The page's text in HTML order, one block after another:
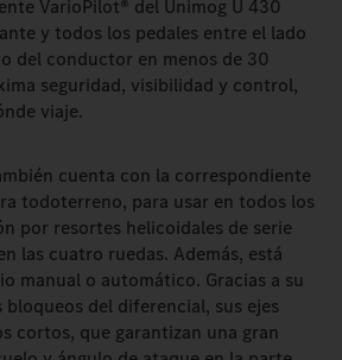
VarioPilot® del Unimog U 430
y todos los pedales entre el lado
del conductor en menos de 30
seguridad, visibilidad y control,
viaje.
cuenta con la correspondiente
todoterreno, para usar en todos los
por resortes helicoidales de serie
las cuatro ruedas. Además, está
manual o automático. Gracias a su
del diferencial, sus ejes
cortos, que garantizan una gran